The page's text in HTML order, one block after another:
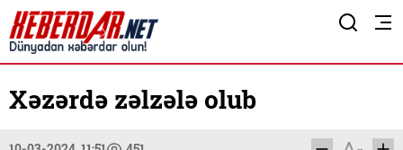
Xəzərdə zəlzələ olub